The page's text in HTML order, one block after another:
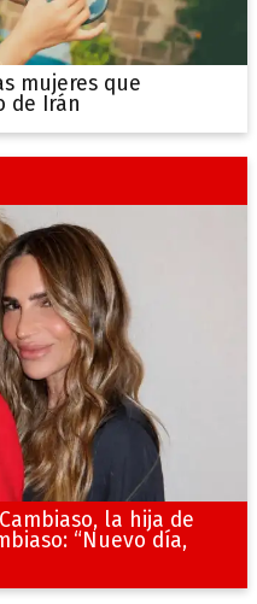
mujeres que
de Irán
la hija de
“Nuevo día,